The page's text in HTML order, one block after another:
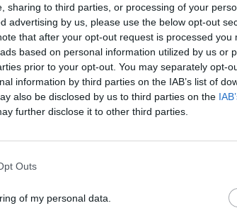
sharing to third parties, or processing of your
advertising by us, please use the below opt-out
that after your opt-out request is processed you
based on personal information utilized by us or
prior to your opt-out. You may separately opt-
information by third parties on the IAB’s list of
also be disclosed by us to third parties on the
further disclose it to other third parties.
Outs
of my personal data.
investimento
como
Interior